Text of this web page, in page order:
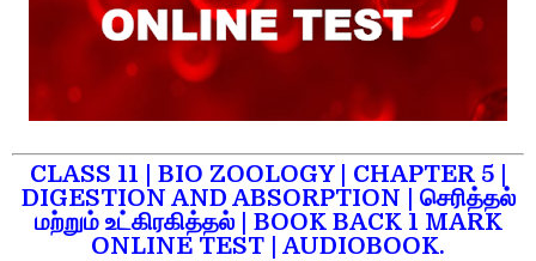
CLASS 11 | BIO ZOOLOGY | CHAPTER 5 |
DIGESTION AND ABSORPTION | செரித்தல்
மற்றும் உட்கிரகித்தல் | BOOK BACK 1 MARK
ONLINE TEST | AUDIOBOOK.